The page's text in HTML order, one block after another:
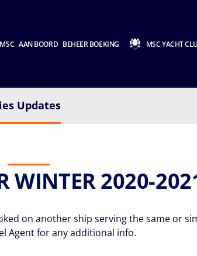
AAN BOORD BEHEER BOEKING MSC YACHT
Updates
WINTER 2020-
on another ship serving the same or
Agent for any additional info.